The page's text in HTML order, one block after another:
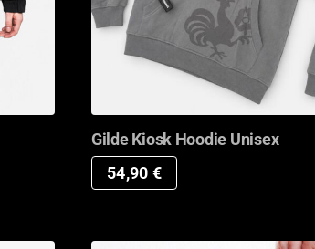
Gilde Kiosk Hoodie Unisex
54,90 €